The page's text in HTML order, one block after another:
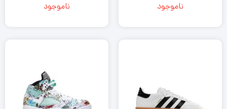
ناموجود ناموجود